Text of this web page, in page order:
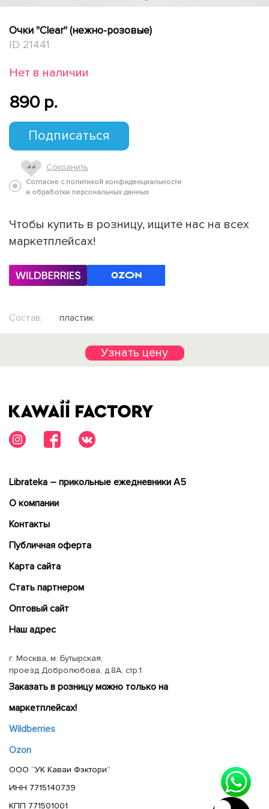
Очки "Clear" (нежно-розовые)
ID 21441
Нет в наличии
890 p.
Подписаться
Сохранить
Согласие с политикой конфиденциальности
и обработки персональных данных
Чтобы купить в розницу, ищите нас на всех
маркетплейсах!
Состав: пластик
Узнать цену
Librateka – прикольные ежедневники А5
О компании
Контакты
Публичная оферта
Карта сайта
Cтать партнером
Оптовый сайт
Наш адрес
г. Москва, м. Бутырская,
проезд Добролюбова, д.8А, стр.1
Заказать в розницу можно только на
маркетплейсах!
Wildberries
Ozon
ООО “УК Каваи Фэктори”
ИНН 7715140739
КПП 771501001